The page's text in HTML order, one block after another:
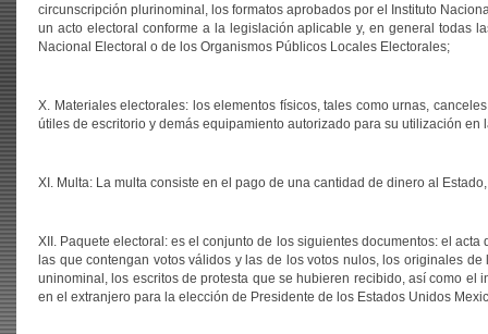
circunscripción plurinominal, los formatos aprobados por el Instituto
un acto electoral conforme a la legislación aplicable y, en general todas
Nacional Electoral o de los Organismos Públicos Locales Electorales;
X. Materiales electorales: los elementos físicos, tales como urnas,
útiles de escritorio y demás equipamiento autorizado para su utilización
XI. Multa: La multa consiste en el pago de una cantidad de dinero al
XII. Paquete electoral: es el conjunto de los siguientes documentos: el
las que contengan votos válidos y las de los votos nulos, los originales
uninominal, los escritos de protesta que se hubieren recibido, así como
en el extranjero para la elección de Presidente de los Estados Unidos